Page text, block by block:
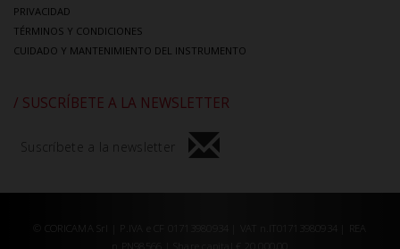
PRIVACIDAD
TÉRMINOS Y CONDICIONES
CUIDADO Y MANTENIMIENTO DEL INSTRUMENTO
/ SUSCRÍBETE A LA NEWSLETTER
Suscríbete a la newsletter
© CORICAMA Srl | P.IVA e CF 01713980934 | VAT n.IT01713980934 | REA